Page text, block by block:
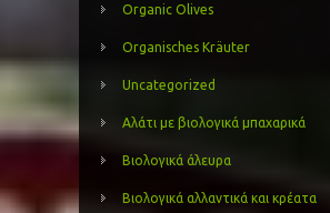
Organic Olives
Organisches Kräuter
Uncategorized
Αλάτι με βιολογικά μπαχαρικά
Βιολογικά άλευρα
Βιολογικά αλλαντικά και κρέατα